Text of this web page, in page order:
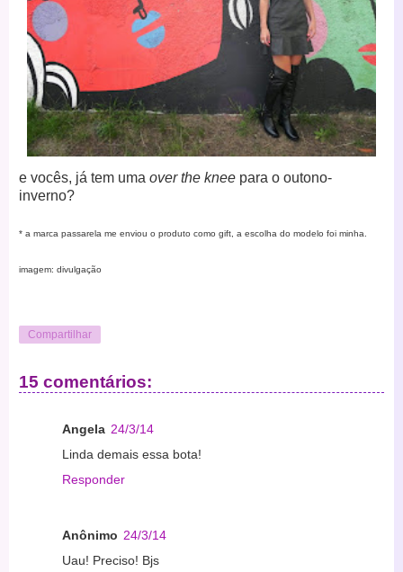
e vocês, já tem uma over the knee para o outono-
inverno?
* a marca passarela me enviou o produto como gift, a escolha do modelo foi minha.
imagem: divulgação
Compartilhar
15 comentários:
Angela 24/3/14
Linda demais essa bota!
Responder
Anônimo 24/3/14
Uau! Preciso! Bjs